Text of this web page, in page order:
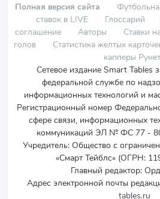
Полная версия сайта
ставок в LIVE
Глоссарий
соглашение
Авторы Ставки
голов
Статистика желтых
капперы
Сетевое издание Smart Tables
федеральной службе по
информационных технологий и
Регистрационный номер
сфере связи, информационных
коммуникаций ЭЛ № ФС 77 -
Учредитель: Общество с
«Смарт Тейблс» (ОГРН:
Главный редактор:
Адрес электронной почты
tables.ru